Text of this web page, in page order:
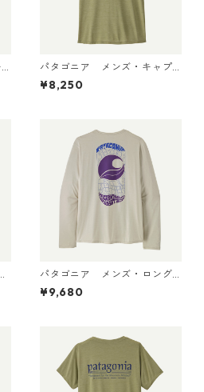
パタゴニア メンズ・キャプ
リーン・クール・デイリー・
シャツ（ハット・トリッパ
04 日本正規品
¥8,250
パタゴニア メンズ・ロング
スリーブ・キャプリーン・ク
ール・デイリー・シャツ（パ
¥9,680